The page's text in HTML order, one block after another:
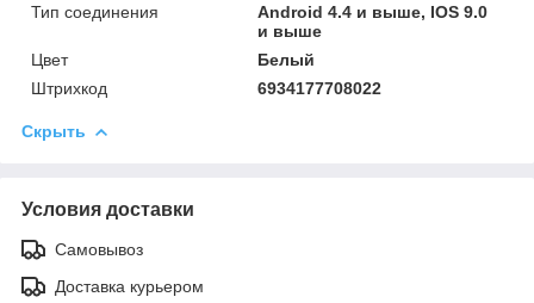
Тип соединения
Android 4.4 и выше, IOS 9.0
и выше
Цвет
Белый
Штрихкод
6934177708022
Скрыть
Условия доставки
Самовывоз
Доставка курьером